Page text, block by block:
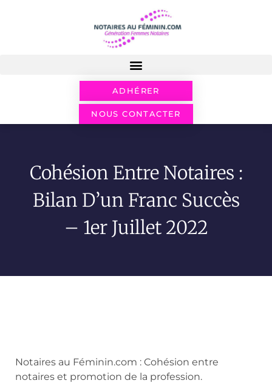
ADHÉRER
NOUS CONTACTER
Cohésion Entre Notaires :
Bilan D’un Franc Succès
– 1er Juillet 2022
Notaires au Féminin.com : Cohésion entre
notaires et promotion de la profession.